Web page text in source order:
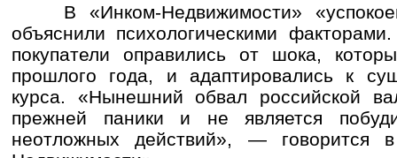
В «Инком-Недвижимости»
объяснили психологическими
покупатели оправились от шока,
прошлого года, и адаптировались к
курса. «Нынешний обвал российской
прежней паники и не является
неотложных действий», — говорится